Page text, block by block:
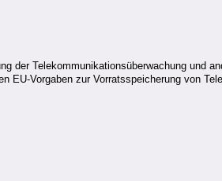
der Telekommunikationsüberwachung und
EU-Vorgaben zur Vorratsspeicherung von